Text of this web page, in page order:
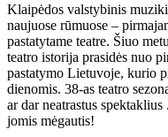
Klaipėdos valstybinis
naujuose rūmuose –
pastatytame teatre. Šiuo
teatro istorija prasidės nuo
pastatymo Lietuvoje, kurio
dienomis. 38-as teatro
ar dar neatrastus
jomis mėgautis!